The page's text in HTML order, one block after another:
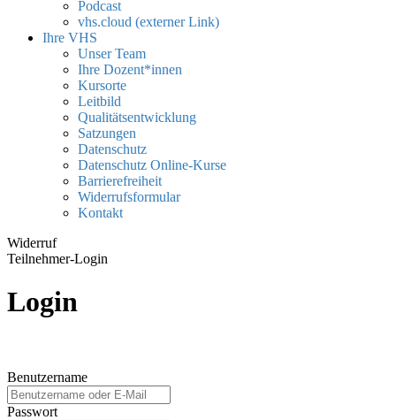
Podcast
vhs.cloud (externer Link)
Ihre VHS
Unser Team
Ihre Dozent*innen
Kursorte
Leitbild
Qualitätsentwicklung
Satzungen
Datenschutz
Datenschutz Online-Kurse
Barrierefreiheit
Widerrufsformular
Kontakt
Widerruf
Teilnehmer-Login
Login
Benutzername
Passwort